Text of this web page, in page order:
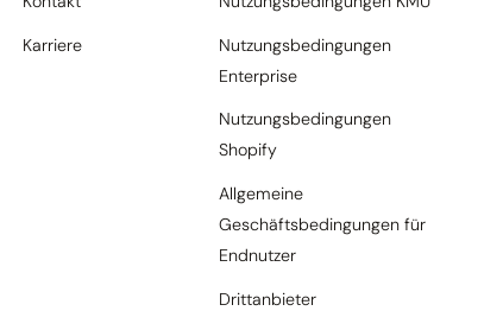
Karriere
Nutzungsbedingungen
Enterprise
Nutzungsbedingungen
Shopify
Allgemeine
Geschäftsbedingungen für
Endnutzer
Drittanbieter